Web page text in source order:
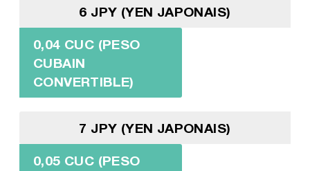
6 JPY (YEN JAPONAIS)
0,04 CUC (PESO
CUBAIN
CONVERTIBLE)
7 JPY (YEN JAPONAIS)
0,05 CUC (PESO